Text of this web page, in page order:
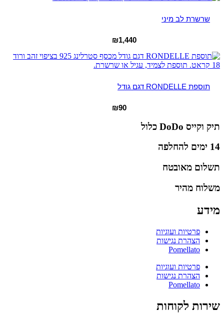
שרשרת לב מיני
₪1,440
תוספת RONDELLE דגם גודל
₪90
תיק וקייס DoDo כלול
14 ימים להחלפה
תשלום מאובטח
משלוח מהיר
מידע
פרטיות ועוגיות
הצהרת נגישות
Pomellato
פרטיות ועוגיות
הצהרת נגישות
Pomellato
שירות לקוחות